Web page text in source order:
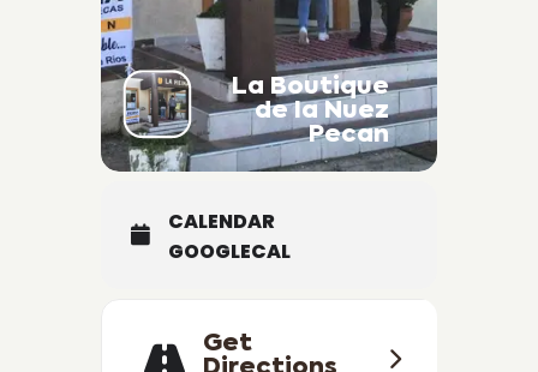
La Boutique
de la Nuez
Pecan
CALENDAR
GOOGLECAL
Get